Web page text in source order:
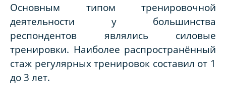
Основным типом тренировочной
деятельности у большинства
респондентов являлись силовые
тренировки. Наиболее распространённый
стаж регулярных тренировок составил от 1
до 3 лет.